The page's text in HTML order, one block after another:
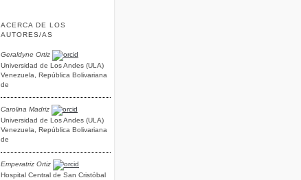
ACERCA DE LOS
AUTORES/AS
Geraldyne Ortiz
Universidad de Los Andes (ULA)
Venezuela, República Bolivariana
de
Carolina Madriz
Universidad de Los Andes (ULA)
Venezuela, República Bolivariana
de
Emperatriz Ortiz
Hospital Central de San Cristóbal